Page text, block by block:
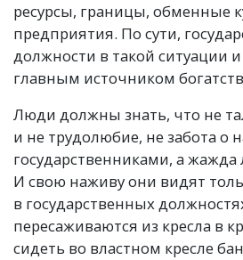
ресурсы, границы, обменные
предприятия. По сути,
должности в такой ситуации
главным источником
Люди должны знать, что не
и не трудолюбие, не забота о
государственниками, а
И свою наживу они видят
в государственных
пересаживаются из кресла в
сидеть во властном кресле